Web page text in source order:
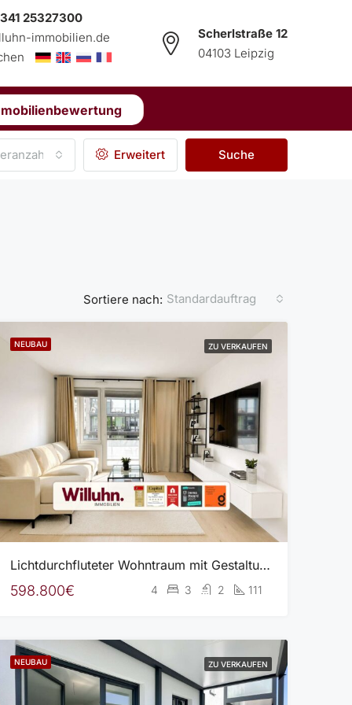
25327300
immobilien.de
Scherlstraße 12
04103 Leipzig
Erweitert Suche
Sortiere nach: Standardauftrag
NEUBAU ZU VERKAUFEN
Lichtdurchfluteter Wohntraum mit Gestaltungsoption! Erstbezug in 2. Reihe | TG-Stellplatz mgl.
598.800€ 4 3 2 111
NEUBAU ZU VERKAUFEN